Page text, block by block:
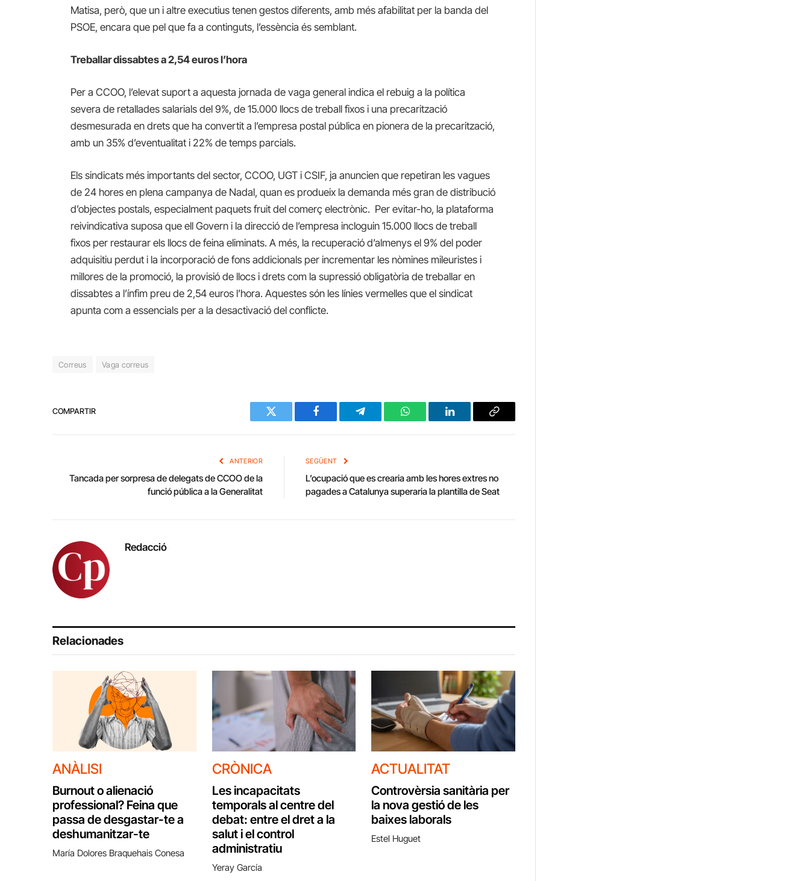
Matisa, però, que un i altre executius tenen gestos diferents, amb més afabilitat per la banda del
PSOE, encara que pel que fa a continguts, l’essència és semblant.
Treballar dissabtes a 2,54 euros l’hora
Per a CCOO, l’elevat suport a aquesta jornada de vaga general indica el rebuig a la política
severa de retallades salarials del 9%, de 15.000 llocs de treball fixos i una precarització
desmesurada en drets que ha convertit a l’empresa postal pública en pionera de la precarització,
amb un 35% d’eventualitat i 22% de temps parcials.
Els sindicats més importants del sector, CCOO, UGT i CSIF, ja anuncien que repetiran les vagues
de 24 hores en plena campanya de Nadal, quan es produeix la demanda més gran de distribució
d’objectes postals, especialment paquets fruit del comerç electrònic. Per evitar-ho, la plataforma
reivindicativa suposa que ell Govern i la direcció de l’empresa incloguin 15.000 llocs de treball
fixos per restaurar els llocs de feina eliminats. A més, la recuperació d’almenys el 9% del poder
adquisitiu perdut i la incorporació de fons addicionals per incrementar les nòmines mileuristes i
millores de la promoció, la provisió de llocs i drets com la supressió obligatòria de treballar en
dissabtes a l’ínfim preu de 2,54 euros l’hora. Aquestes són les línies vermelles que el sindicat
apunta com a essencials per a la desactivació del conflicte.
Correus Vaga correus
COMPARTIR
Twitter Facebook Telegram WhatsAppLinkedIn Copy
ANTERIOR
Tancada per sorpresa de delegats de CCOO de la
funció pública a la Generalitat
SEGÜENT
L’ocupació que es crearia amb les hores extres no
pagades a Catalunya superaria la plantilla de Seat
Redacció
Relacionades
ANÀLISI
Burnout o alienació
professional? Feina que
passa de desgastar-te a
deshumanitzar-te
María Dolores Braquehais Conesa
CRÒNICA
Les incapacitats
temporals al centre del
debat: entre el dret a la
salut i el control
administratiu
Yeray García
ACTUALITAT
Controvèrsia sanitària per
la nova gestió de les
baixes laborals
Estel Huguet